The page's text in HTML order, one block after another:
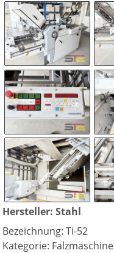
Hersteller: Stahl
Bezeichnung: Ti-52
Kategorie: Falzmaschine